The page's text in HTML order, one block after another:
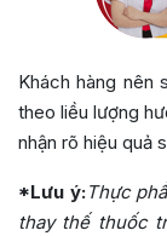
Khách hàng nên
theo liều lượng
nhận rõ hiệu quả
*Lưu ý:Thực
thay thế thuốc